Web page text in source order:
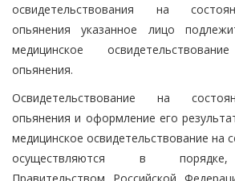
освидетельствования на
опьянения указанное лицо
медицинское
опьянения.
Освидетельствование на
опьянения и оформление его
медицинское освидетельствование на
осуществляются в порядке,